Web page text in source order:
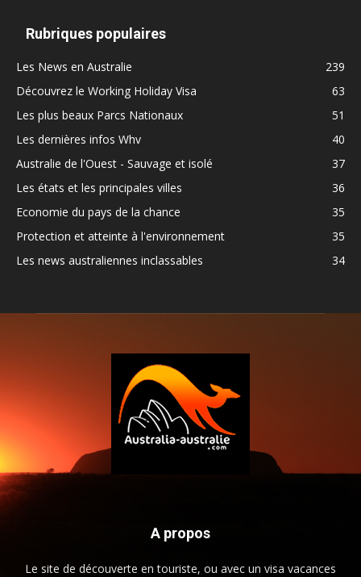
Rubriques populaires
Les News en Australie
239
Découvrez le Working Holiday Visa
63
Les plus beaux Parcs Nationaux
51
Les dernières infos Whv
40
Australie de l'Ouest - Sauvage et isolé
37
Les états et les principales villes
36
Economie du pays de la chance
35
Protection et atteinte à l'environnement
35
Les news australiennes inclassables
34
A propos
Le site de découverte en touriste, ou avec un visa vacances